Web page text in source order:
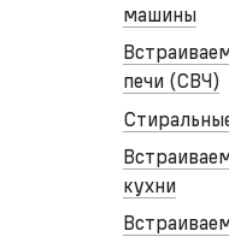
машины
печи (СВЧ)
кухни